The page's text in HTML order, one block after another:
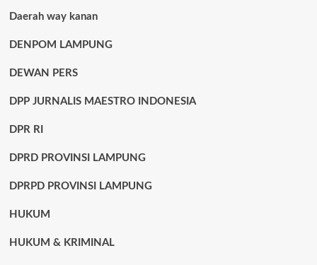
Daerah way kanan
DENPOM LAMPUNG
DEWAN PERS
DPP JURNALIS MAESTRO INDONESIA
DPR RI
DPRD PROVINSI LAMPUNG
DPRPD PROVINSI LAMPUNG
HUKUM
HUKUM & KRIMINAL